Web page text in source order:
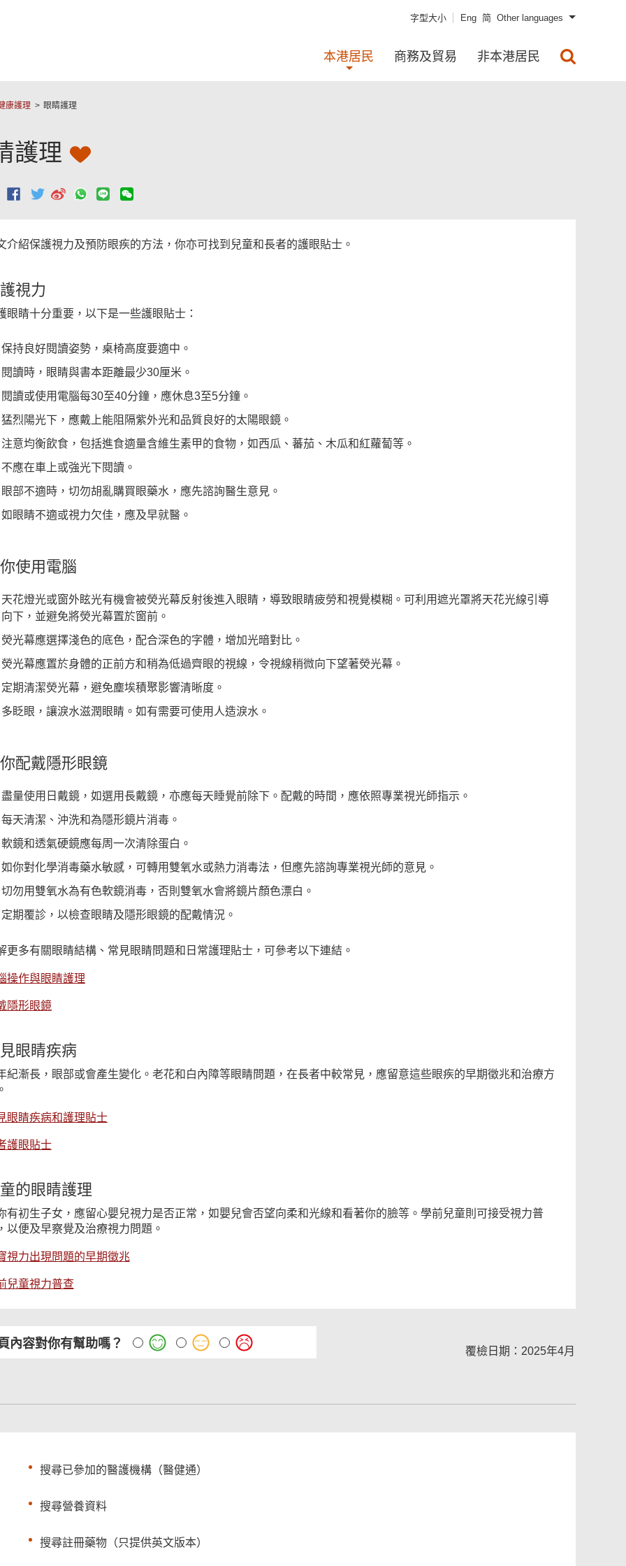
字型大小 Eng 简 Other languages
本港居民 商務及貿易 非本港居民
康護理 眼睛護理
護理
介紹保護視力及預防眼疾的方法，你亦可找到兒童和長者的護眼貼士。
視力
眼睛十分重要，以下是一些護眼貼士：
保持良好閱讀姿勢，桌椅高度要適中。
閱讀時，眼睛與書本距離最少30厘米。
閱讀或使用電腦每30至40分鐘，應休息3至5分鐘。
猛烈陽光下，應戴上能阻隔紫外光和品質良好的太陽眼鏡。
注意均衡飲食，包括進食適量含維生素甲的食物，如西瓜、蕃茄、木瓜和紅蘿蔔等。
不應在車上或強光下閱讀。
眼部不適時，切勿胡亂購買眼藥水，應先諮詢醫生意見。
如眼睛不適或視力欠佳，應及早就醫。
使用電腦
天花燈光或窗外眩光有機會被熒光幕反射後進入眼睛，導致眼睛疲勞和視覺模糊。可利用遮光罩將天花光線引導
向下，並避免將熒光幕置於窗前。
熒光幕應選擇淺色的底色，配合深色的字體，增加光暗對比。
熒光幕應置於身體的正前方和稍為低過齊眼的視線，令視線稍微向下望著熒光幕。
定期清潔熒光幕，避免塵埃積聚影響清晰度。
多眨眼，讓淚水滋潤眼睛。如有需要可使用人造淚水。
配戴隱形眼鏡
盡量使用日戴鏡，如選用長戴鏡，亦應每天睡覺前除下。配戴的時間，應依照專業視光師指示。
每天清潔、沖洗和為隱形鏡片消毒。
軟鏡和透氣硬鏡應每周一次清除蛋白。
如你對化學消毒藥水敏感，可轉用雙氧水或熱力消毒法，但應先諮詢專業視光師的意見。
切勿用雙氧水為有色軟鏡消毒，否則雙氧水會將鏡片顏色漂白。
定期覆診，以檢查眼睛及隱形眼鏡的配戴情況。
更多有關眼睛結構、常見眼睛問題和日常護理貼士，可參考以下連結。
操作與眼睛護理
隱形眼鏡
眼睛疾病
紀漸長，眼部或會產生變化。老花和白內障等眼睛問題，在長者中較常見，應留意這些眼疾的早期徵兆和治療方
眼睛疾病和護理貼士
護眼貼士
的眼睛護理
有初生子女，應留心嬰兒視力是否正常，如嬰兒會否望向柔和光線和看著你的臉等。學前兒童則可接受視力普
以便及早察覺及治療視力問題。
視力出現問題的早期徵兆
兒童視力普查
內容對你有幫助嗎？
覆檢日期：2025年4月
搜尋已參加的醫護機構（醫健通）
搜尋營養資料
搜尋註冊藥物（只提供英文版本）